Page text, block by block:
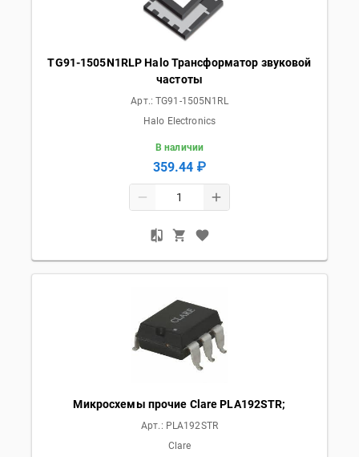
TG91-1505N1RLР Halo Трансформатор звуковой
частоты
Арт.:TG91-1505N1RL
Halo Electronics
В наличии
359.44 ₽
Микросхемы прочие Clare PLA192STR;
Арт.: PLA192STR
Clare